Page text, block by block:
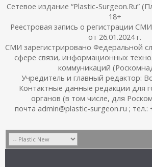
Сетевое издание “Plastic-Surgeon.Ru”
18+
Реестровая запись о регистрации
от 26.01.2024 г.
СМИ зарегистрировано Федеральной
сфере связи, информационных
коммуникаций
Учредитель и главный редактор:
Контактные данные редакции для
органов (в том числе, для
почта admin@plastic-surgeon.ru ; тел.: